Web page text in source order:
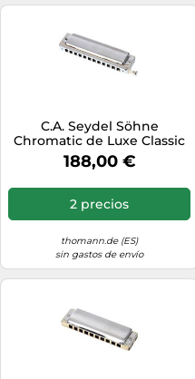
C.A. Seydel Söhne
Chromatic de Luxe Classic
C
188,00 €
2 precios
thomann.de (ES)
sin gastos de envío